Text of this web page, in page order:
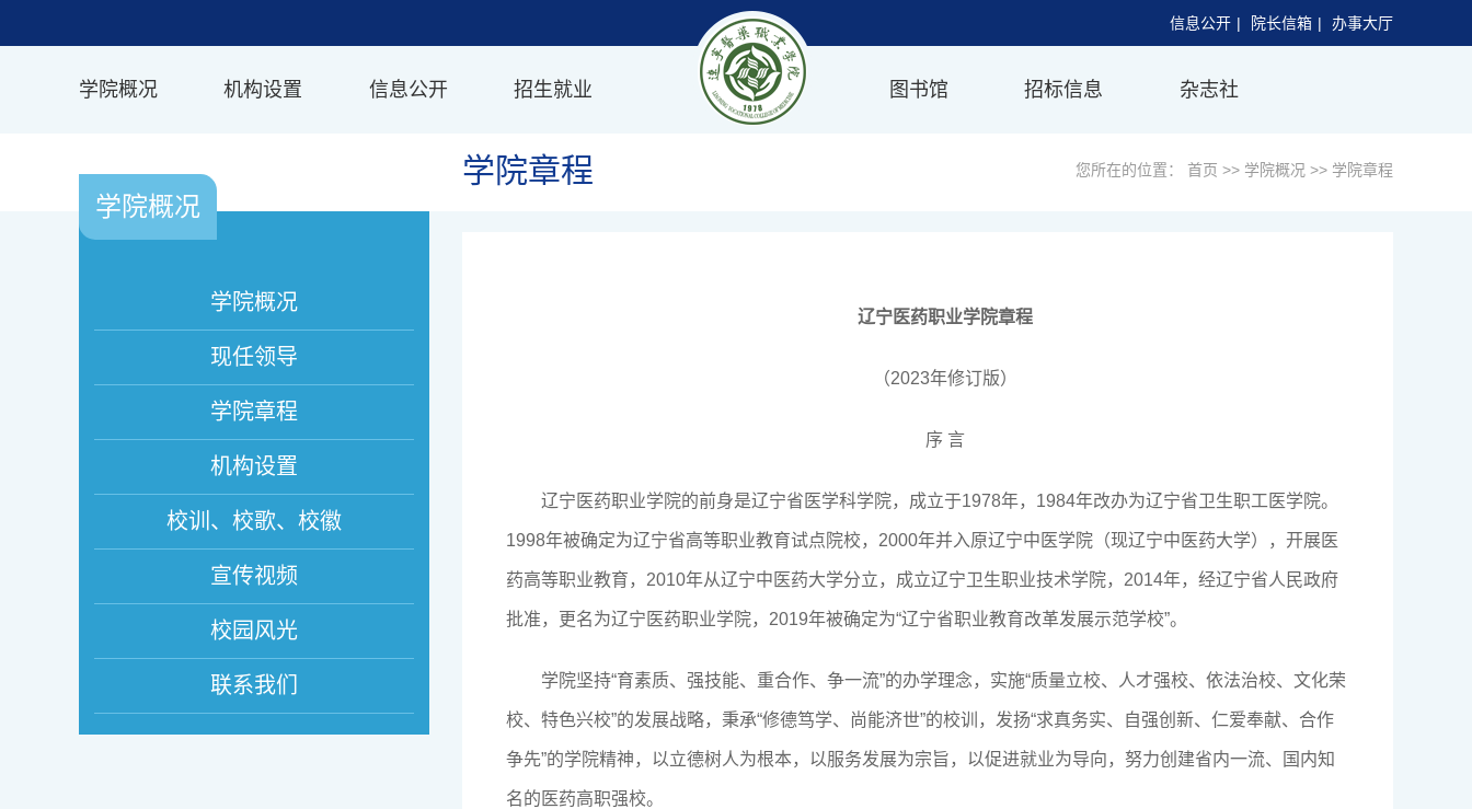
信息公开 | 院长信箱 | 办事大厅
学院概况 机构设置 信息公开 招生就业 图书馆 招标信息 杂志社
学院概况
学院概况
现任领导
学院章程
机构设置
校训、校歌、校徽
宣传视频
校园风光
联系我们
学院章程 您所在的位置： 首页 >> 学院概况 >> 学院章程
辽宁医药职业学院章程
（2023年修订版）
序 言
辽宁医药职业学院的前身是辽宁省医学科学院，成立于1978年，1984年改办为辽宁省卫生职工医学院。
1998年被确定为辽宁省高等职业教育试点院校，2000年并入原辽宁中医学院（现辽宁中医药大学），开展医
药高等职业教育，2010年从辽宁中医药大学分立，成立辽宁卫生职业技术学院，2014年，经辽宁省人民政府
批准，更名为辽宁医药职业学院，2019年被确定为“辽宁省职业教育改革发展示范学校”。
学院坚持“育素质、强技能、重合作、争一流”的办学理念，实施“质量立校、人才强校、依法治校、文化荣
校、特色兴校”的发展战略，秉承“修德笃学、尚能济世”的校训，发扬“求真务实、自强创新、仁爱奉献、合作
争先”的学院精神，以立德树人为根本，以服务发展为宗旨，以促进就业为导向，努力创建省内一流、国内知
名的医药高职强校。